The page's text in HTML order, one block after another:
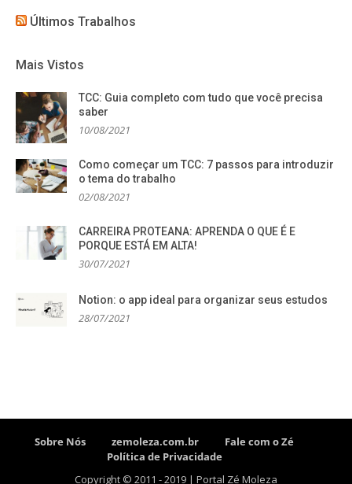
Últimos Trabalhos
Mais Vistos
TCC: Guia completo com tudo que você precisa
saber
10/08/2021
Como começar um TCC: 7 passos para introduzir
o tema do trabalho
02/08/2021
CARREIRA PROTEANA: APRENDA O QUE É E
PORQUE ESTÁ EM ALTA!
30/07/2021
Notion: o app ideal para organizar seus estudos
28/07/2021
Sobre Nós zemoleza.com.br
Fale com o Zé
Política de Privacidade
Copyright © 2011 - 2019 | Portal Zé Moleza